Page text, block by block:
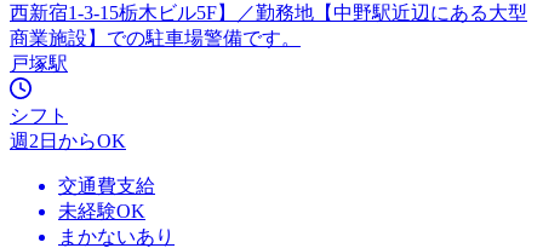
西新宿1-3-15栃木ビル5F】／勤務地【中野駅近辺にある大型
商業施設】での駐車場警備です。
戸塚駅
シフト
週2日からOK
交通費支給
未経験OK
まかないあり